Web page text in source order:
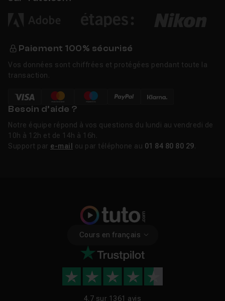
Paiement 100% sécurisé
Vos données sont chiffrées et protégées pendant toute la
transaction.
Besoin d’aide ?
Notre équipe répond à vos questions du lundi au vendredi de
10h à 12h et de 14h à 16h.
Support par e-mail ou par téléphone au 01 84 80 80 29
Cours en français
4.7 sur 1361 avis